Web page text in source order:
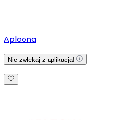
Apleona
Nie zwlekaj z aplikacją!